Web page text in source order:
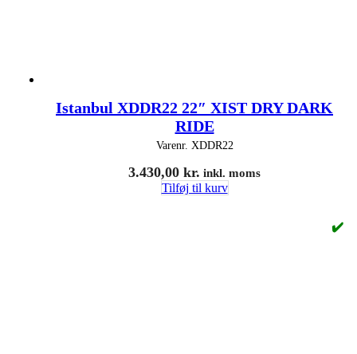
Istanbul XDDR22 22″ XIST DRY DARK
RIDE
Varenr. XDDR22
3.430,00 kr. inkl. moms
Tilføj til kurv
✔️